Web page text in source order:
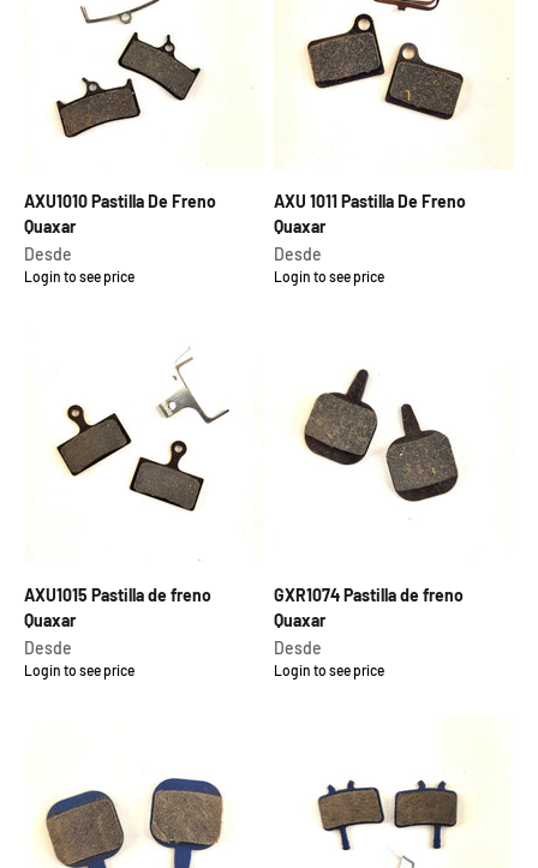
AXU1010 Pastilla De Freno
Quaxar
Precio de oferta
Desde
Login to see price
AXU 1011 Pastilla De Freno
Quaxar
Precio de oferta
Desde
Login to see price
AXU1015 Pastilla de freno
Quaxar
Precio de oferta
Desde
Login to see price
GXR1074 Pastilla de freno
Quaxar
Precio de oferta
Desde
Login to see price